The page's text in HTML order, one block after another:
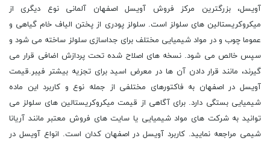
آویسل، بزرگترین مرکز فروش آویسل اصفهان آلمانی نوع دیگری از
میکروکریستالین های سلولز است. سلولز پودری از پختن الیاف خام گیاهی و
عموما چوب و در مواد شیمیایی مختلف برای جداسازی سلولز ساخته می‌ شود و
سپس خالص می ‌شود. نسخه ‌های اصلاح‌ شده تحت پردازش اضافی قرار می
‌گیرند، مانند قرار دادن آن ها در معرض اسید برای تجزیه بیشتر فیبر.قیمت
آویسل در اصفهان به فاکتورهای مختلفی از جمله نوع و کاربرد این ماده
شیمیایی بستگی دارد. برای آگاهی از قیمت میکروکریستالین های سلولز می
توانید به شرکت های مواد شیمیایی یا سایت های فروش معتبر مانند آریانا
شیمی مراجعه نمایید. کاربرد آویسل در اصفهان کدان است. انواع آویسل در